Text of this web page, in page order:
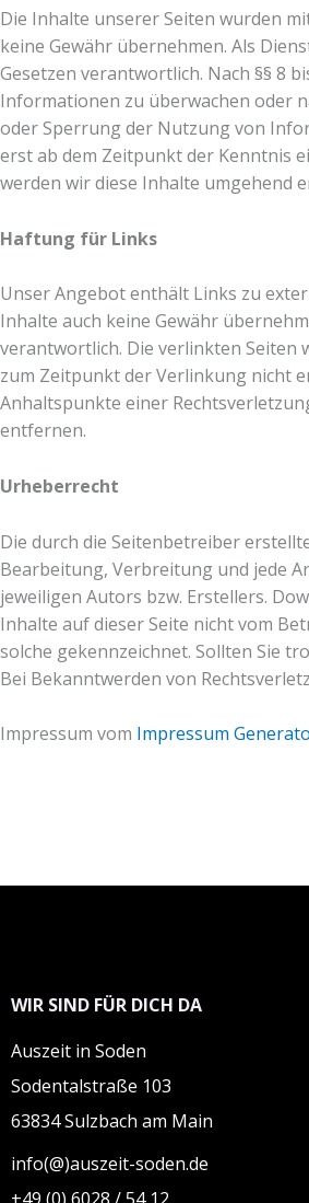
Die Inhalte unserer Seiten wurden
keine Gewähr übernehmen. Als
Gesetzen verantwortlich. Nach §§ 8
Informationen zu überwachen oder
oder Sperrung der Nutzung von
erst ab dem Zeitpunkt der Kenntnis
werden wir diese Inhalte umgehend
Haftung für Links
Unser Angebot enthält Links zu
Inhalte auch keine Gewähr
verantwortlich. Die verlinkten Seiten
zum Zeitpunkt der Verlinkung nicht
Anhaltspunkte einer
entfernen.
Urheberrecht
Die durch die Seitenbetreiber
Bearbeitung, Verbreitung und jede
jeweiligen Autors bzw. Erstellers.
Inhalte auf dieser Seite nicht vom
solche gekennzeichnet. Sollten Sie
Bei Bekanntwerden von
Impressum vom Impressum
WIR SIND FÜR DICH DA
Auszeit in Soden
Sodentalstraße 103
63834 Sulzbach am Main
info(@)auszeit-soden.de